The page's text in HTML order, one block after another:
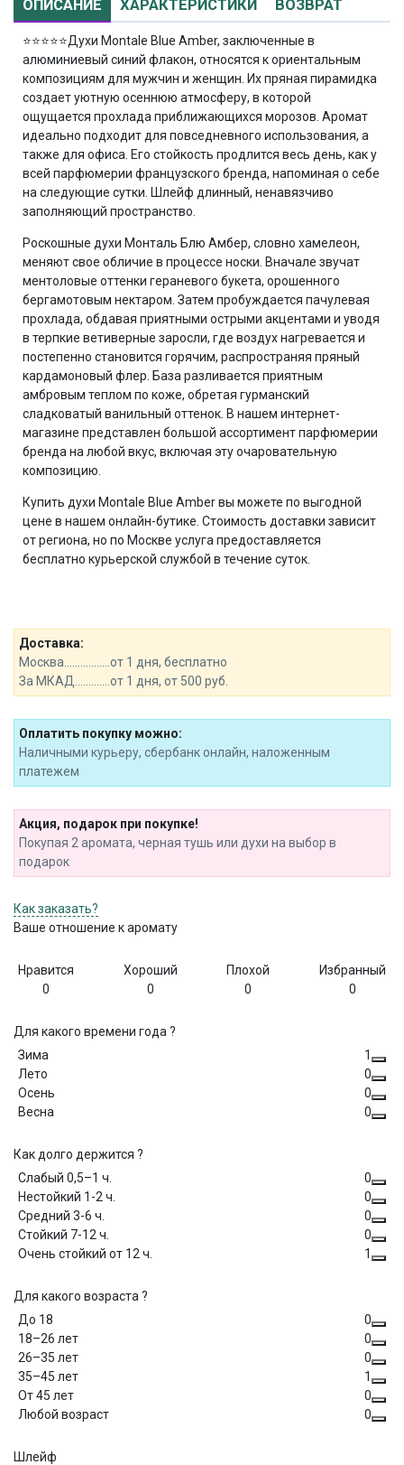
ОПИСАНИЕ ХАРАКТЕРИСТИКИ ВОЗВРАТ
⭐⭐⭐⭐⭐Духи Montale Blue Amber, заключенные в
алюминиевый синий флакон, относятся к ориентальным
композициям для мужчин и женщин. Их пряная пирамидка
создает уютную осеннюю атмосферу, в которой
ощущается прохлада приближающихся морозов. Аромат
идеально подходит для повседневного использования, а
также для офиса. Его стойкость продлится весь день, как у
всей парфюмерии французского бренда, напоминая о себе
на следующие сутки. Шлейф длинный, ненавязчиво
заполняющий пространство.
Роскошные духи Монталь Блю Амбер, словно хамелеон,
меняют свое обличие в процессе носки. Вначале звучат
ментоловые оттенки гераневого букета, орошенного
бергамотовым нектаром. Затем пробуждается пачулевая
прохлада, обдавая приятными острыми акцентами и уводя
в терпкие ветиверные заросли, где воздух нагревается и
постепенно становится горячим, распространяя пряный
кардамоновый флер. База разливается приятным
амбровым теплом по коже, обретая гурманский
сладковатый ванильный оттенок. В нашем интернет-
магазине представлен большой ассортимент парфюмерии
бренда на любой вкус, включая эту очаровательную
композицию.
Купить духи Montale Blue Amber вы можете по выгодной
цене в нашем онлайн-бутике. Стоимость доставки зависит
от региона, но по Москве услуга предоставляется
бесплатно курьерской службой в течение суток.
Доставка:
Москва.................от 1 дня, бесплатно
За МКАД.............от 1 дня, от 500 руб.
Оплатить покупку можно:
Наличными курьеру, сбербанк онлайн, наложенным
платежем
Акция, подарок при покупке!
Покупая 2 аромата, черная тушь или духи на выбор в
подарок
Как заказать?
Ваше отношение к аромату
Нравится
0
Хороший
0
Плохой
0
Избранный
0
Для какого времени года ?
Зима
1
Лето
0
Осень
0
Весна
0
Как долго держится ?
Слабый 0,5–1 ч.
0
Нестойкий 1-2 ч.
0
Средний 3-6 ч.
0
Стойкий 7-12 ч.
0
Очень стойкий от 12 ч.
1
Для какого возраста ?
До 18
0
18–26 лет
0
26–35 лет
0
35–45 лет
1
От 45 лет
0
Любой возраст
0
Шлейф